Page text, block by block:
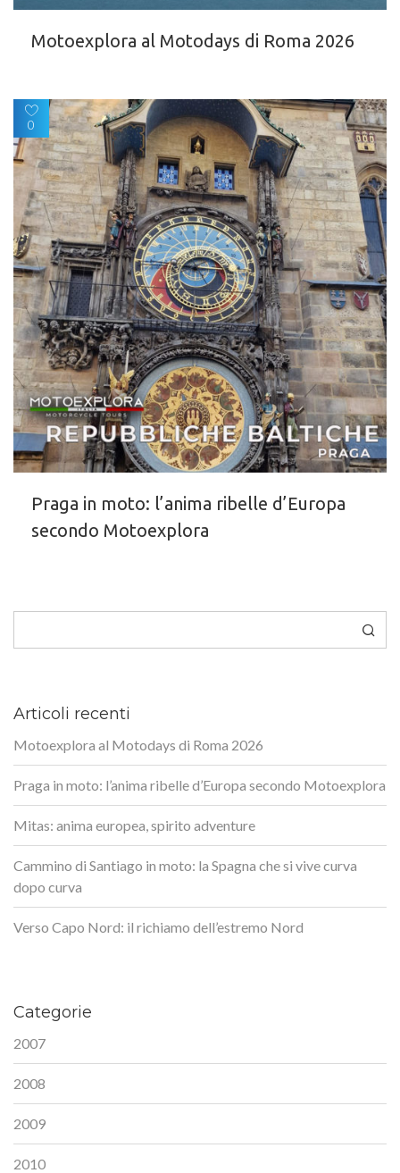
Motoexplora al Motodays di Roma 2026
0
Praga in moto: l’anima ribelle d’Europa
secondo Motoexplora
Articoli recenti
Motoexplora al Motodays di Roma 2026
Praga in moto: l’anima ribelle d’Europa secondo Motoexplora
Mitas: anima europea, spirito adventure
Cammino di Santiago in moto: la Spagna che si vive curva
dopo curva
Verso Capo Nord: il richiamo dell’estremo Nord
Categorie
2007
2008
2009
2010